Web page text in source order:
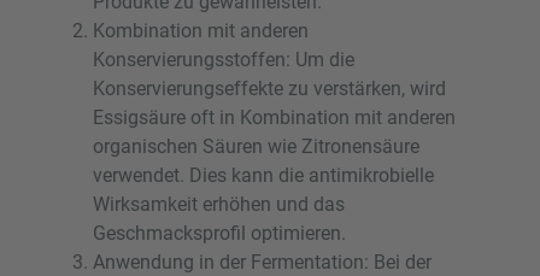
Kombination mit anderen
Konservierungsstoffen: Um die
Konservierungseffekte zu verstärken, wird
Essigsäure oft in Kombination mit anderen
organischen Säuren wie Zitronensäure
verwendet. Dies kann die antimikrobielle
Wirksamkeit erhöhen und das
Geschmacksprofil optimieren.
Anwendung in der Fermentation: Bei der